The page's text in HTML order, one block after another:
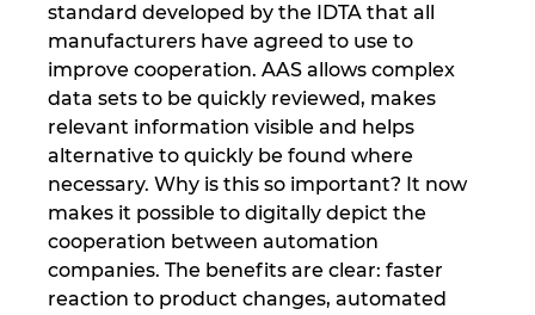
standard developed by the IDTA that all
manufacturers have agreed to use to
improve cooperation. AAS allows complex
data sets to be quickly reviewed, makes
relevant information visible and helps
alternative to quickly be found where
necessary. Why is this so important? It now
makes it possible to digitally depict the
cooperation between automation
companies. The benefits are clear: faster
reaction to product changes, automated